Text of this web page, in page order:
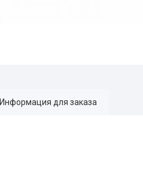
Информация для заказа